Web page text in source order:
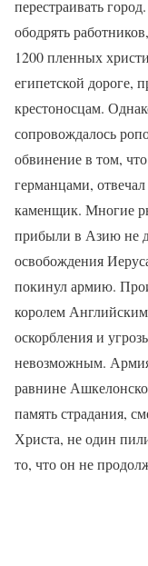
перестраивать
ободрять
1200 пленных
египетской дороге,
крестоносцам.
сопровождалось
обвинение в том,
германцами,
каменщик. Многие
прибыли в Азию не
освобождения
покинул армию.
королем
оскорбления и
невозможным. Армия
равнине
память страдания,
Христа, не один
то, что он не